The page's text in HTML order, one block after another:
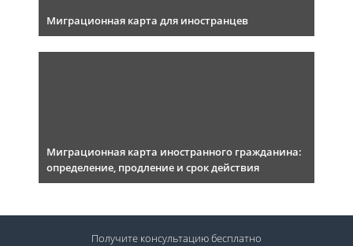
Миграционная карта для иностранцев
Миграционная карта иностранного гражданина:
определение, продление и срок действия
Получите консультациюбесплатно